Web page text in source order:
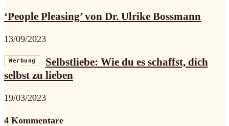
‘People Pleasing’ von Dr. Ulrike Bossmann
13/09/2023
Werbung
Selbstliebe: Wie du es schaffst, dich
selbst zu lieben
19/03/2023
4 Kommentare